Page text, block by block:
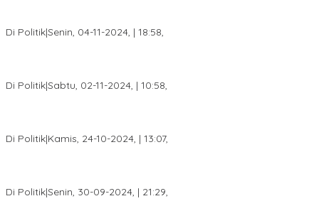
Di Politik|Senin, 04-11-2024, | 18:58,
Di Politik|Sabtu, 02-11-2024, | 10:58,
Di Politik|Kamis, 24-10-2024, | 13:07,
Di Politik|Senin, 30-09-2024, | 21:29,